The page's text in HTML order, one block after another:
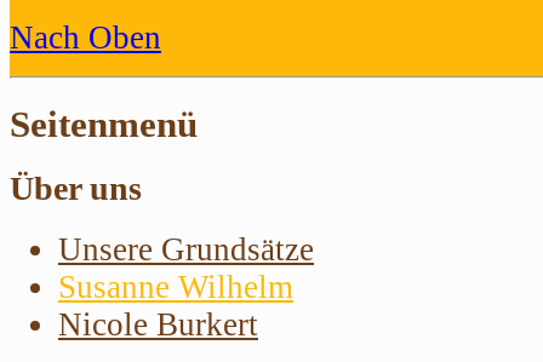
Nach Oben
Seitenmenü
Über uns
Unsere Grundsätze
Susanne Wilhelm
Nicole Burkert